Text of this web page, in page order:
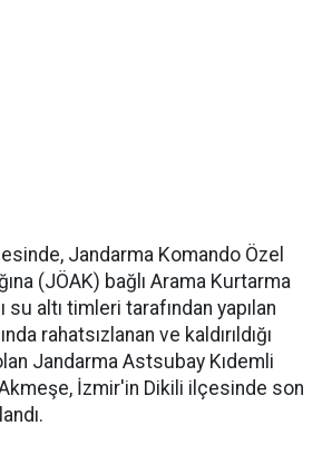
Jandarma Komando Özel
(JÖAK) bağlı Arama Kurtarma
su altı timleri tarafından yapılan
rahatsızlanan ve kaldırıldığı
Jandarma Astsubay Kıdemli
İzmir'in Dikili ilçesinde son